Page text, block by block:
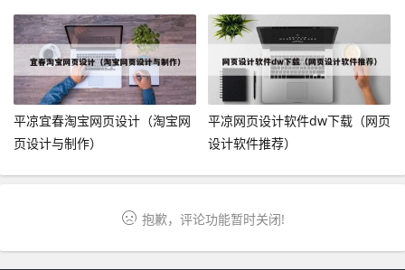
平凉宜春淘宝网页设计（淘宝网
页设计与制作）
平凉网页设计软件dw下载（网页
设计软件推荐）
抱歉，评论功能暂时关闭!